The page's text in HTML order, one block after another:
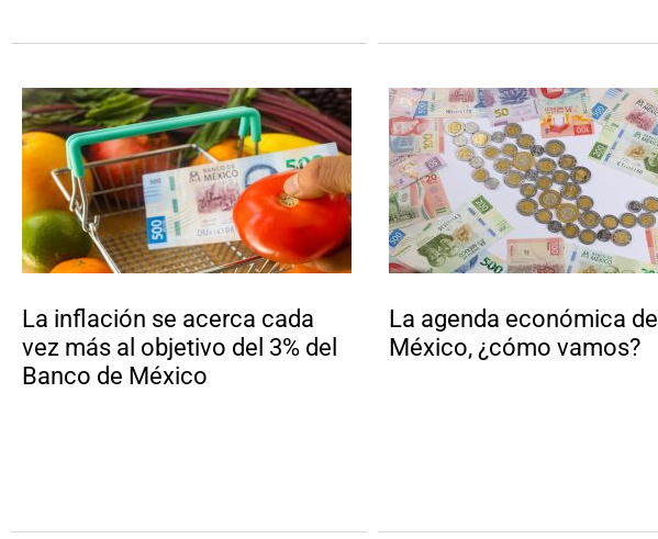
La inflación se acerca cada
vez más al objetivo del 3% del
Banco de México
La agenda económica de
México, ¿cómo vamos?